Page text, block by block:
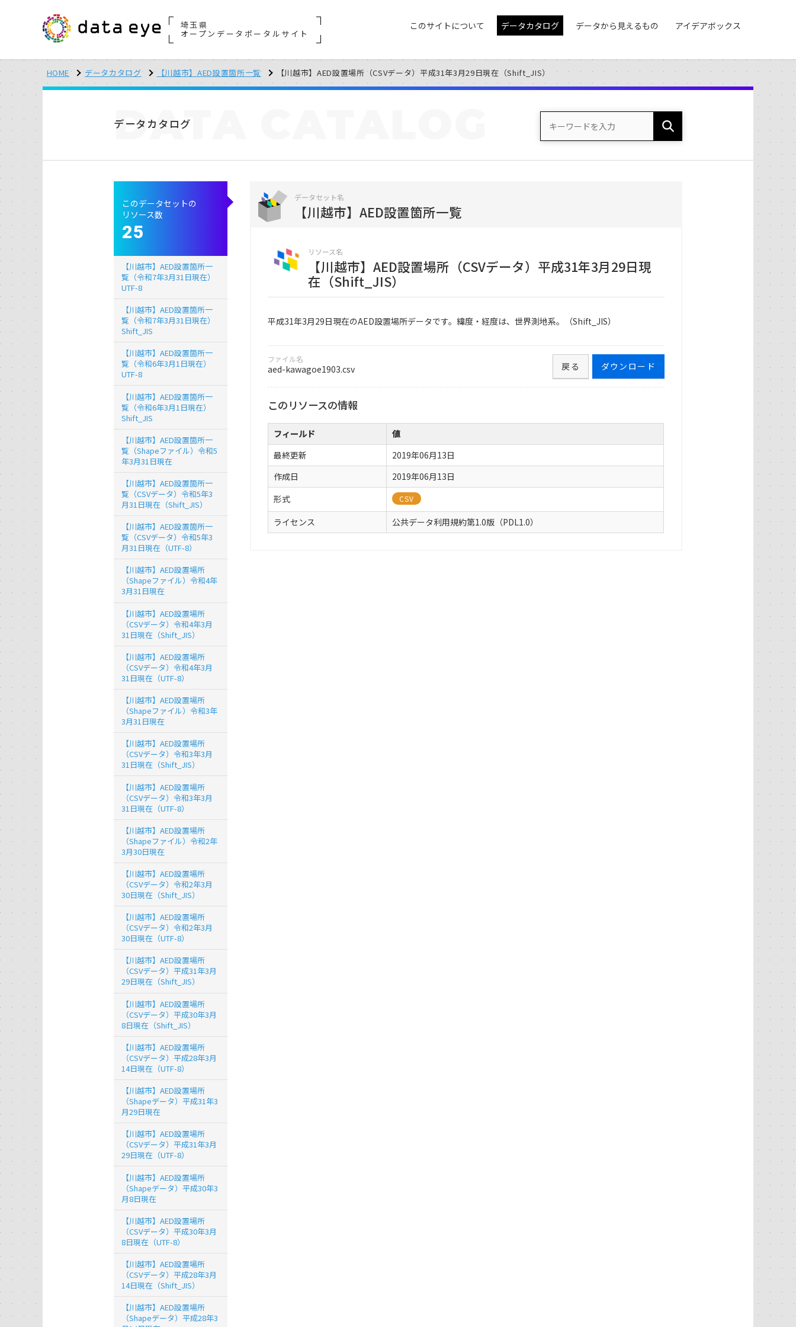
埼玉県
オープンデータポータルサイト
このサイトについて データカタログ データから見えるもの アイデアボックス
HOME データカタログ 【川越市】AED設置箇所一覧 【川越市】AED設置場所（CSVデータ）平成31年3月29日現在（Shift_JIS）
データカタログ
DATA
データセット名
【川越市】AED設置箇所一覧
リソース名
【川越市】AED設置場所（CSVデータ）平成31年3月29日現
在（Shift_JIS）
平成31年3月29日現在のAED設置場所データです。緯度・経度は、世界測地系。（Shift_JIS）
ファイル名
aed-kawagoe1903.csv ダウンロード
戻る
このリソースの情報
フィールド
値
最終更新
2019年06月13日
作成日
2019年06月13日
形式
CSV
ライセンス 公共データ利用規約第1.0版（PDL1.0）
このデータセットの
リソース数
25
【川越市】AED設置箇所一
覧（令和7年3月31日現在）
UTF-8
【川越市】AED設置箇所一
覧（令和7年3月31日現在）
Shift_JIS
【川越市】AED設置箇所一
覧（令和6年3月1日現在）
UTF-8
【川越市】AED設置箇所一
覧（令和6年3月1日現在）
Shift_JIS
【川越市】AED設置箇所一
覧（Shapeファイル）令和5
年3月31日現在
【川越市】AED設置箇所一
覧（CSVデータ）令和5年3
月31日現在（Shift_JIS）
【川越市】AED設置箇所一
覧（CSVデータ）令和5年3
月31日現在（UTF-8）
【川越市】AED設置場所
（Shapeファイル）令和4年
3月31日現在
【川越市】AED設置場所
（CSVデータ）令和4年3月
31日現在（Shift_JIS）
【川越市】AED設置場所
（CSVデータ）令和4年3月
31日現在（UTF-8）
【川越市】AED設置場所
（Shapeファイル）令和3年
3月31日現在
【川越市】AED設置場所
（CSVデータ）令和3年3月
31日現在（Shift_JIS）
【川越市】AED設置場所
（CSVデータ）令和3年3月
31日現在（UTF-8）
【川越市】AED設置場所
（Shapeファイル）令和2年
3月30日現在
【川越市】AED設置場所
（CSVデータ）令和2年3月
30日現在（Shift_JIS）
【川越市】AED設置場所
（CSVデータ）令和2年3月
30日現在（UTF-8）
【川越市】AED設置場所
（CSVデータ）平成31年3月
29日現在（Shift_JIS）
【川越市】AED設置場所
（CSVデータ）平成30年3月
8日現在（Shift_JIS）
【川越市】AED設置場所
（CSVデータ）平成28年3月
14日現在（UTF-8）
【川越市】AED設置場所
（Shapeデータ）平成31年3
月29日現在
【川越市】AED設置場所
（CSVデータ）平成31年3月
29日現在（UTF-8）
【川越市】AED設置場所
（Shapeデータ）平成30年3
月8日現在
【川越市】AED設置場所
（CSVデータ）平成30年3月
8日現在（UTF-8）
【川越市】AED設置場所
（CSVデータ）平成28年3月
14日現在（Shift_JIS）
【川越市】AED設置場所
（Shapeデータ）平成28年3